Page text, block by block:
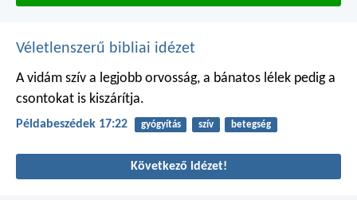
Véletlenszerű bibliai idézet
A vidám szív a legjobb orvosság, a bánatos lélek pediga
csontokat is kiszárítja.
Példabeszédek 17:22 gyógyítás szív betegség
Következő idézet!